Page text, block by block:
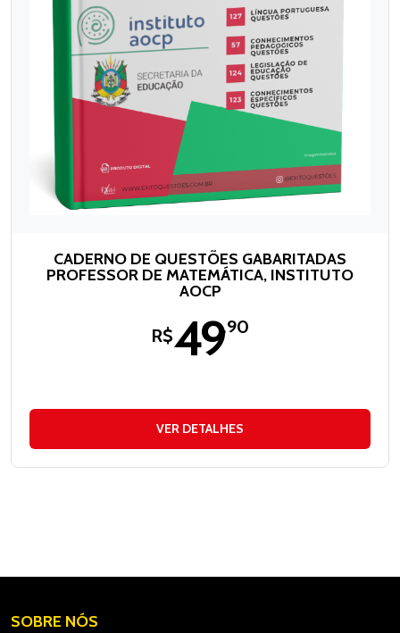
CADERNO DE QUESTÕES GABARITADAS
PROFESSOR DE MATEMÁTICA, INSTITUTO
AOCP
R$49,90
VER DETALHES
SOBRE NÓS